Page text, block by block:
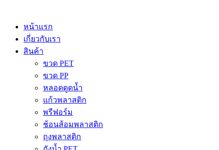
contentหน้าแรก
เกี่ยวกับเรา
สินค้า
ขวด PET
ขวด PP
หลอดดูดน้ำ
แก้วพลาสติก
พรีฟอร์ม
ช้อนส้อมพลาสติก
ถุงพลาสติก